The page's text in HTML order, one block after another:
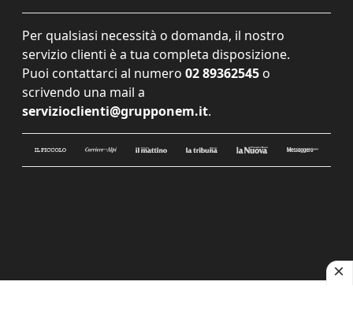
Per qualsiasi necessità o domanda, il nostro
servizio clienti è a tua completa disposizione.
Puoi contattarci al numero 02 89362545 o
scrivendo una mail a
servizioclienti@grupponem.it.